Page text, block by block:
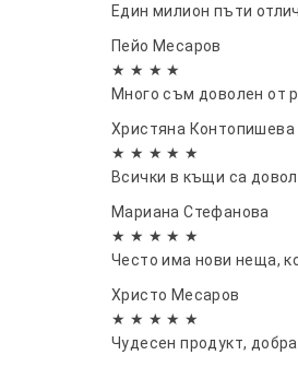
Един милион пъти
Пейо Месаров
★ ★ ★ ★
Много съм доволен от
Христяна Контопишева
★ ★ ★ ★ ★
Всички в къщи са
Мариана Стефанова
★ ★ ★ ★ ★
Често има нови неща,
Христо Месаров
★ ★ ★ ★ ★
Чудесен продукт,